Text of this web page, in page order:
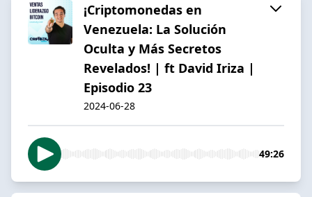
¡Criptomonedas en
Venezuela: La Solución
Oculta y Más Secretos
Revelados! | ft David Iriza |
Episodio 23
2024-06-28
49:26